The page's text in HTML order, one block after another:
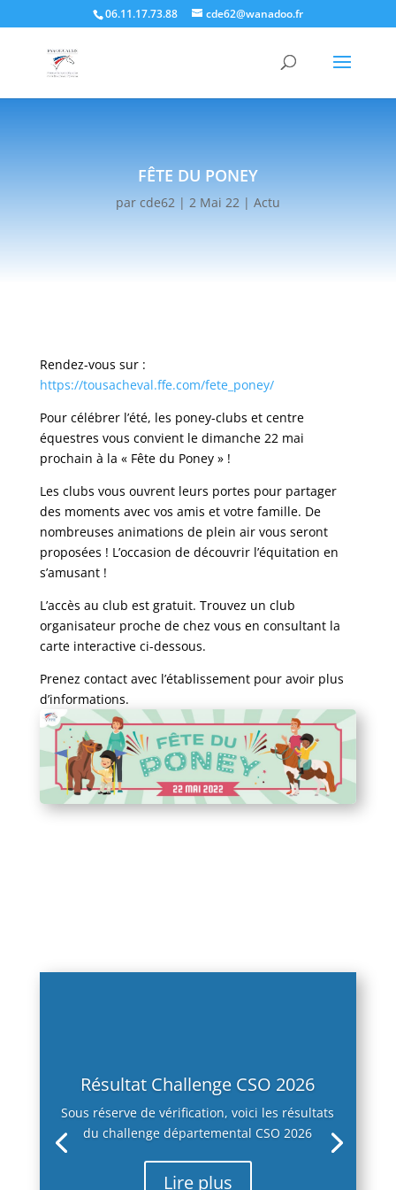
06.11.17.73.88 cde62@wanadoo.fr
FÊTE DU PONEY
par cde62| 2 Mai 22| Actu
Rendez-vous sur :
https://tousacheval.ffe.com/fete_poney/
Pour célébrer l’été, les poney-clubs et centre
équestres vous convient le dimanche 22 mai
prochain à la « Fête du Poney » !
Les clubs vous ouvrent leurs portes pour partager
des moments avec vos amis et votre famille. De
nombreuses animations de plein air vous seront
proposées ! L’occasion de découvrir l’équitation en
s’amusant !
L’accès au club est gratuit. Trouvez un club
organisateur proche de chez vous en consultant la
carte interactive ci-dessous.
Prenez contact avec l’établissement pour avoir plus
d’informations.
Résultat Challenge CSO 2026
Sous réserve de vérification, voici les résultats
du challenge départemental CSO 2026
Lire plus